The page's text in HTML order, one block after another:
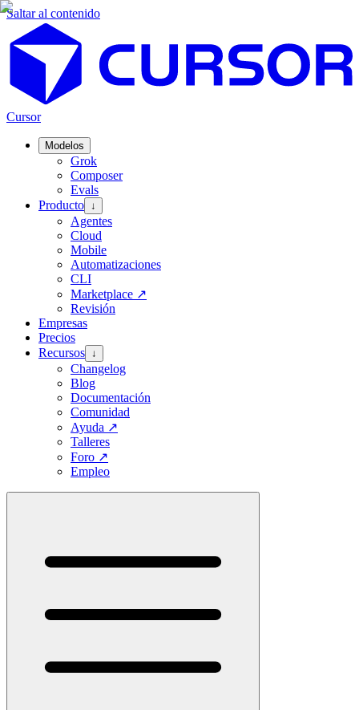
Saltar al contenido
Cursor
Modelos
Grok
Composer
Evals
Producto ↓
Agentes
Cloud
Mobile
Automatizaciones
CLI
Marketplace ↗
Revisión
Empresas
Precios
Recursos ↓
Changelog
Blog
Documentación
Comunidad
Ayuda ↗
Talleres
Foro ↗
Empleo